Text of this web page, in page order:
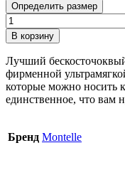
Определить размер
Количество
товара
Бюстгалтер
Montelle
Mysa
9335
В корзину
Лучший
фирменной
которые можно носить
единственное, что вам
Бренд Montelle